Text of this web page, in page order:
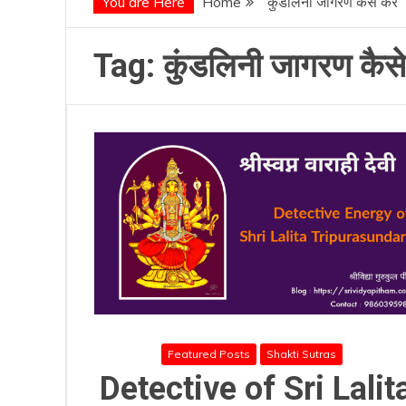
Tag:कुंडलिनी जागरण
Featured Posts Shakti Sutras
Detective of Sri